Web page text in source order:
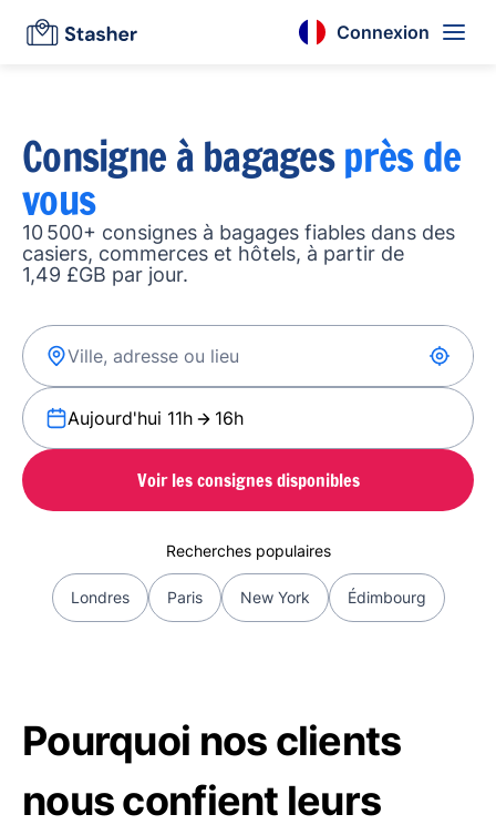
Connexion
Consigne à bagagesprès de
vous
10 500+ consignes à bagages fiables dans des
casiers, commerces et hôtels, à partir de
1,49 £GB par jour.
Aujourd'hui 11h 16h
Voir les consignes disponibles
Recherches populaires
Londres Paris New York Édimbourg
Pourquoi nos clients
nous confient leurs